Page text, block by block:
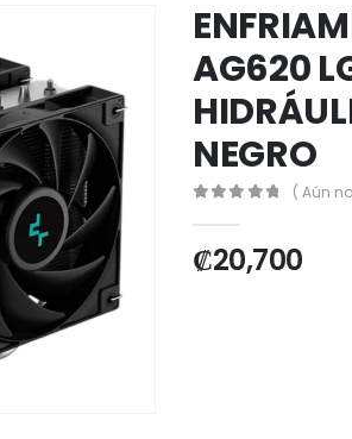
AG620
NEGRO
( Aún
₡20,700